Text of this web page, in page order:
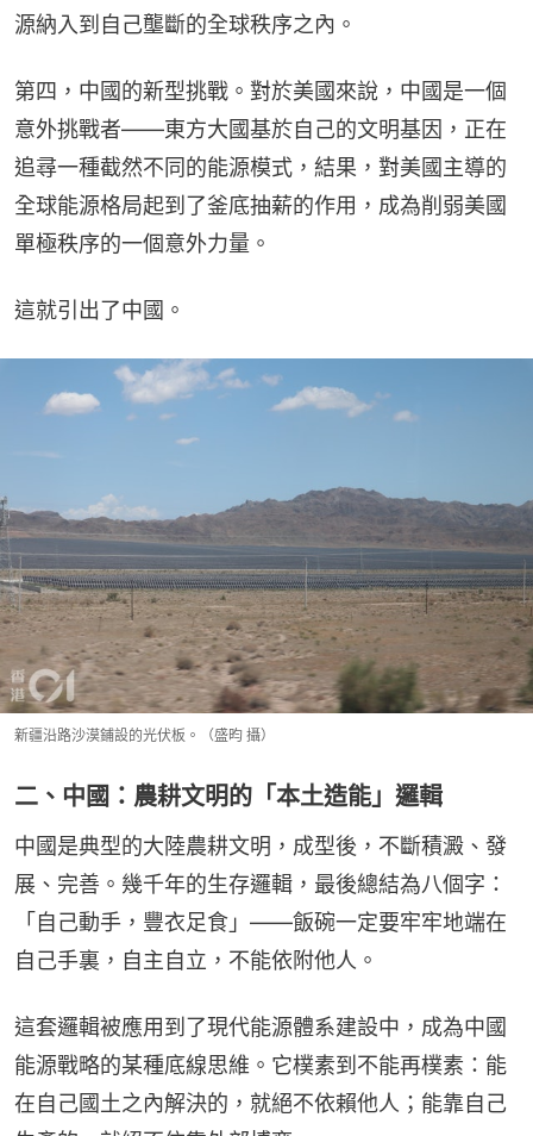
源納入到自己壟斷的全球秩序之內。
第四，中國的新型挑戰。對於美國來說，中國是一個
意外挑戰者——東方大國基於自己的文明基因，正在
追尋一種截然不同的能源模式，結果，對美國主導的
全球能源格局起到了釜底抽薪的作用，成為削弱美國
單極秩序的一個意外力量。
這就引出了中國。
新疆沿路沙漠鋪設的光伏板。（盛昀 攝）
二、中國：農耕文明的「本土造能」邏輯
中國是典型的大陸農耕文明，成型後，不斷積澱、發
展、完善。幾千年的生存邏輯，最後總結為八個字：
「自己動手，豐衣足食」——飯碗一定要牢牢地端在
自己手裏，自主自立，不能依附他人。
這套邏輯被應用到了現代能源體系建設中，成為中國
能源戰略的某種底線思維。它樸素到不能再樸素：能
在自己國土之內解決的，就絕不依賴他人；能靠自己